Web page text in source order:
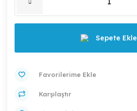
Sepete Ekle
Karşılaştır